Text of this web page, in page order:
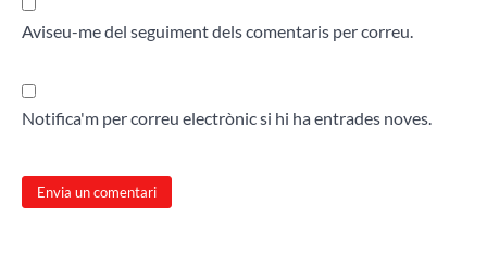
Aviseu-me del seguiment dels comentaris per correu.
Notifica'm per correu electrònic si hi ha entrades noves.